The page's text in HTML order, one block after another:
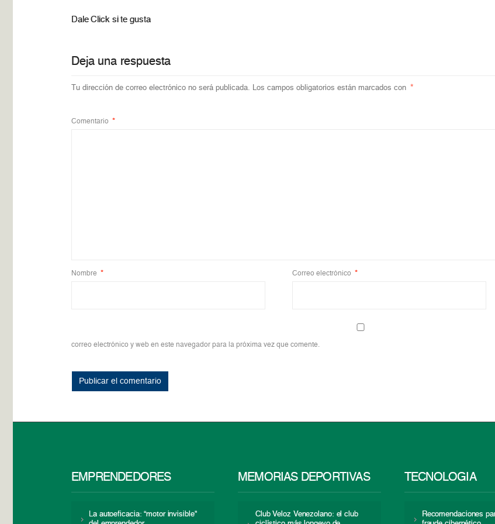
Dale Click si te gusta
Deja una respuesta
Tu dirección de correo electrónico no será publicada. Los campos obligatorios están marcados con *
Comentario *
Nombre * Correo electrónico *
correo electrónico y web en este navegador para la próxima vez que comente.
EMPRENDEDORES
La autoeficacia: “motor invisible”
MEMORIAS DEPORTIVAS
Club Veloz Venezolano: el club
TECNOLOGÍA
Recomendaciones